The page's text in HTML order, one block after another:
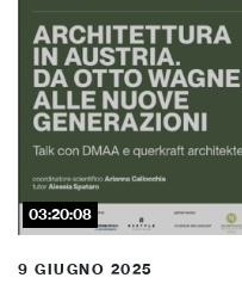
03:20:08
9 GIUGNO 2025